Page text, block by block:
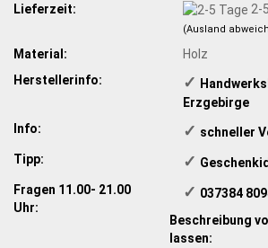
Lieferzeit:
2-
(Ausland
Material:
Holz
Herstellerinfo:
✓
Erzgebirge
Info:
✓ ​schneller
Tipp:
✓
Fragen 11.00- 21.00
Uhr:
✓
037384
Beschreibung
lassen: